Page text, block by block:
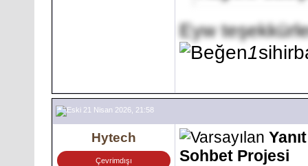
Eyw
1
21 Nisan 2026, 21:58
Hytech
Çevrimdışı
Sohbet Projesi